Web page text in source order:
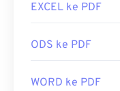
menurut saya
perlukan atau
Firefox, dapat
EXCEL ke PDF
ODS ke PDF
WORD ke PDF